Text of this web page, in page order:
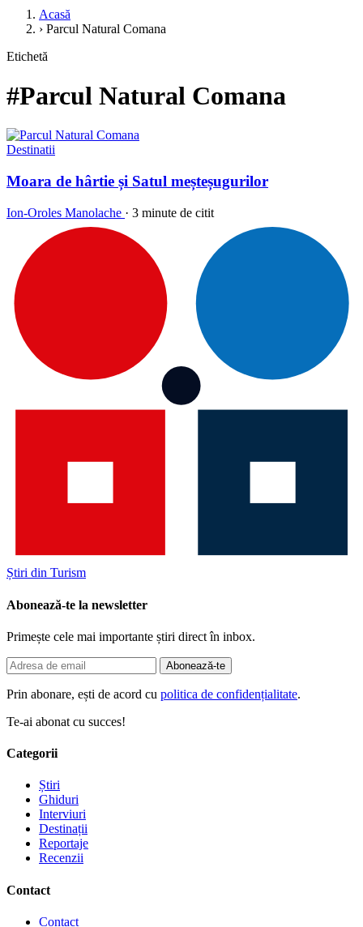
Acasă
› Parcul Natural Comana
Etichetă
#Parcul Natural Comana
Destinatii
Moara de hârtie și Satul meșteșugurilor
Ion-Oroles Manolache · 3 minute de citit
Știri din Turism
Abonează-te la newsletter
Primește cele mai importante știri direct în inbox.
Abonează-te
Prin abonare, ești de acord cu politica de confidențialitate.
Te-ai abonat cu succes!
Categorii
Știri
Ghiduri
Interviuri
Destinații
Reportaje
Recenzii
Contact
Contact